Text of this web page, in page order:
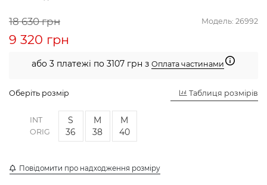
Модель: 26992
18 630 грн
9 320 грн
або 3 платежі по 3107 грн з Оплата частинами
Оберіть розмір Таблиця розмірів
INT
ORIG
S
36
M
38
M
40
Повідомити про надходження розміру